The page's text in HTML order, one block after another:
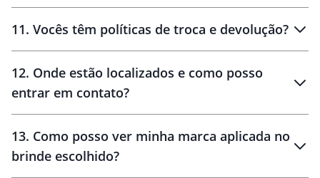
11. Vocês têm políticas de troca e devolução?
30 dias
12. Onde estão localizados e como posso
entrar em contato?
13. Como posso ver minha marca aplicada no
brinde escolhido?